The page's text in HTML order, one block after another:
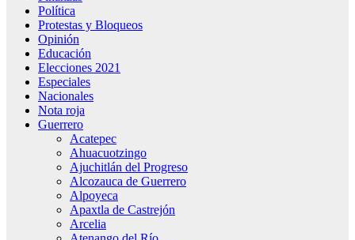
Política
Protestas y Bloqueos
Opinión
Educación
Elecciones 2021
Especiales
Nacionales
Nota roja
Guerrero
Acatepec
Ahuacuotzingo
Ajuchitlán del Progreso
Alcozauca de Guerrero
Alpoyeca
Apaxtla de Castrejón
Arcelia